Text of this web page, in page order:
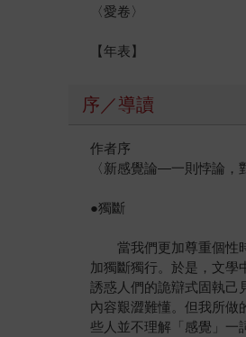
〈愛卷〉
【年表】
序／導讀
作者序
〈新感覺論—一則悖論，
●獨斷
當我們更加尊重個性時
加獨斷獨行。於是，文學
誘惑人們的詭辯式固執己
內容艱澀難懂。但我所做
些人並不理解「感覺」一